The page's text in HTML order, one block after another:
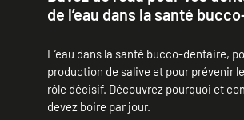
de l’eau dans la santé
L’eau dans la santé bucco-dentaire,
production de salive et pour prévenir
rôle décisif. Découvrez pourquoi et
devez boire par jour.